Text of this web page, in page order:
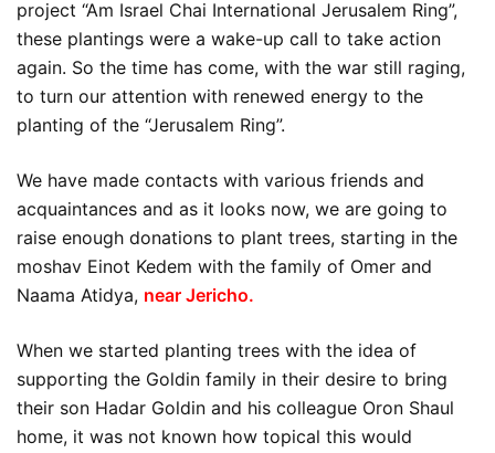
project “Am Israel Chai International Jerusalem Ring”,
these plantings were a wake-up call to take action
again. So the time has come, with the war still raging,
to turn our attention with renewed energy to the
planting of the “Jerusalem Ring”.
We have made contacts with various friends and
acquaintances and as it looks now, we are going to
raise enough donations to plant trees, starting in the
moshav Einot Kedem with the family of Omer and
Naama Atidya, near Jericho.
When we started planting trees with the idea of
supporting the Goldin family in their desire to bring
their son Hadar Goldin and his colleague Oron Shaul
home, it was not known how topical this would